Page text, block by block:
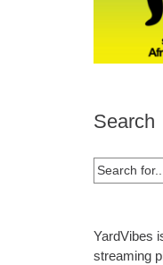
Search
Search
for:
YardVibes
streaming